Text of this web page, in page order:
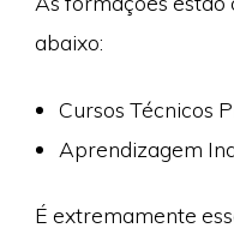
abaixo:
Cursos Técnicos
Aprendizagem
É extremamente